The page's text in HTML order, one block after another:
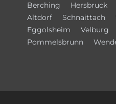
Berching
Hersbruck
Altdorf
Schnaittach
Eggolsheim
Velburg
Pommelsbrunn